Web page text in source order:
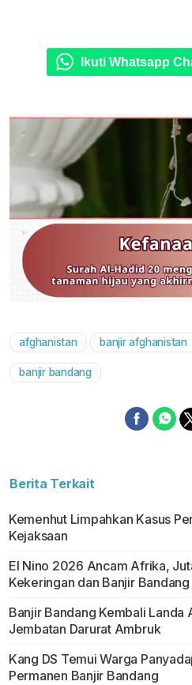
Ikuti Whatsapp
afghanistan banjir afghanistan
banjir bandang
Berita Terkait
Kemenhut Limpahkan Kasus
Kejaksaan
El Nino 2026 Ancam Afrika,
Kekeringan dan Banjir Bandang
Banjir Bandang Kembali Landa
Jembatan Darurat Ambruk
Kang DS Temui Warga
Permanen Banjir Bandang